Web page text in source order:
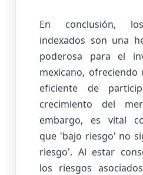
En conclusión,
indexados son una
poderosa para el
mexicano, ofreciendo
eficiente de
crecimiento del
embargo, es vital
que 'bajo riesgo' no
riesgo'. Al estar
los riesgos